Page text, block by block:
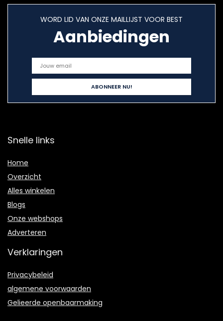
WORD LID VAN ONZE MAILLIJST VOOR BEST
Aanbiedingen
Snelle links
Home
Overzicht
Alles winkelen
Blogs
Onze webshops
Adverteren
Verklaringen
Privacybeleid
algemene voorwaarden
Gelieerde openbaarmaking